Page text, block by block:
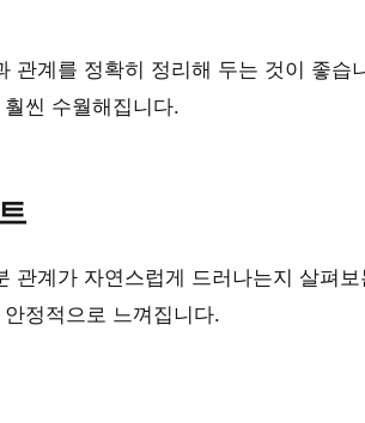
관계를 정확히 정리해 두는 것이 좋습
씬 수월해집니다.
관계가 자연스럽게 드러나는지 살펴
정적으로 느껴집니다.